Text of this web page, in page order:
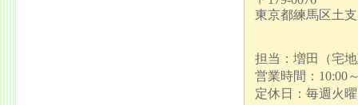
東京都練馬区土
担当：増田（宅
営業時間：10:00
定休日：毎週火